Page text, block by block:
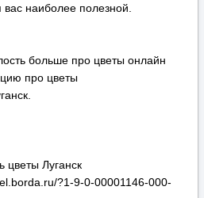
вас наиболее полезной.
больше про цветы онлайн
про цветы
цветы Луганск
?1-9-0-00001146-000-